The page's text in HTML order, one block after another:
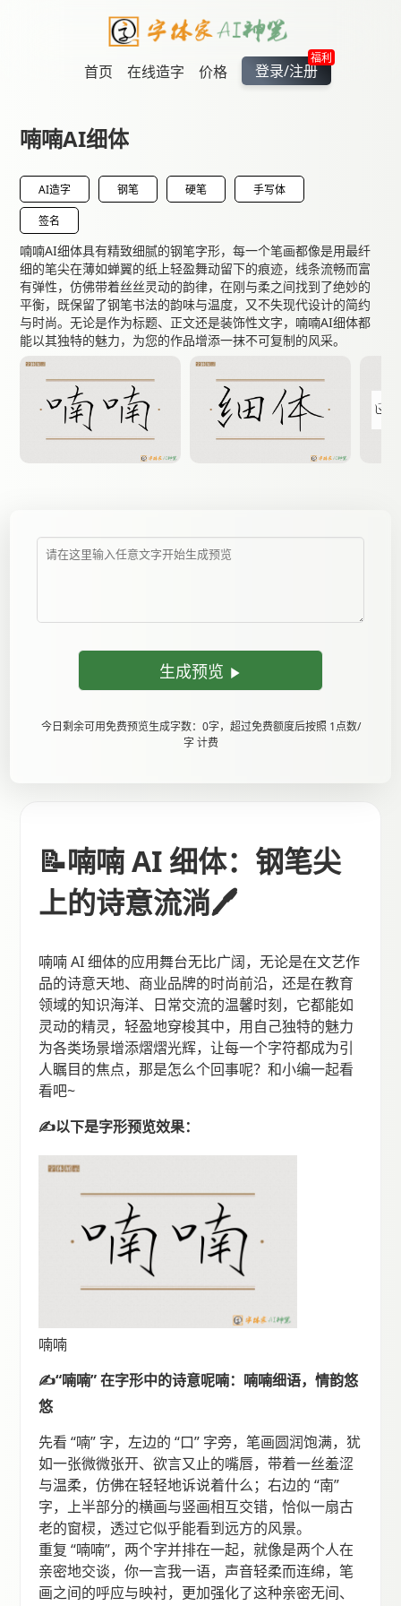
首页 在线造字 价格
福利
登录/注册
喃喃AI细体
AI造字 钢笔 硬笔 手写体
签名
喃喃AI细体具有精致细腻的钢笔字形，每一个笔画都像是用最纤
细的笔尖在薄如蝉翼的纸上轻盈舞动留下的痕迹，线条流畅而富
有弹性，仿佛带着丝丝灵动的韵律，在刚与柔之间找到了绝妙的
平衡，既保留了钢笔书法的韵味与温度，又不失现代设计的简约
与时尚。无论是作为标题、正文还是装饰性文字，喃喃AI细体都
能以其独特的魅力，为您的作品增添一抹不可复制的风采。
生成预览
今日剩余可用免费预览生成字数：0字，超过免费额度后按照 1点数/
字 计费
📝喃喃 AI 细体：钢笔尖
上的诗意流淌🖊
喃喃 AI 细体的应用舞台无比广阔，无论是在文艺作
品的诗意天地、商业品牌的时尚前沿，还是在教育
领域的知识海洋、日常交流的温馨时刻，它都能如
灵动的精灵，轻盈地穿梭其中，用自己独特的魅力
为各类场景增添熠熠光辉，让每一个字符都成为引
人瞩目的焦点，那是怎么个回事呢？和小编一起看
看吧~
✍以下是字形预览效果：
喃喃
✍“喃喃” 在字形中的诗意呢喃：喃喃细语，情韵悠
悠
先看 “喃” 字，左边的 “口” 字旁，笔画圆润饱满，犹
如一张微微张开、欲言又止的嘴唇，带着一丝羞涩
与温柔，仿佛在轻轻地诉说着什么；右边的 “南”
字，上半部分的横画与竖画相互交错，恰似一扇古
老的窗棂，透过它似乎能看到远方的风景。
重复 “喃喃”，两个字并排在一起，就像是两个人在
亲密地交谈，你一言我一语，声音轻柔而连绵，笔
画之间的呼应与映衬，更加强化了这种亲密无间、